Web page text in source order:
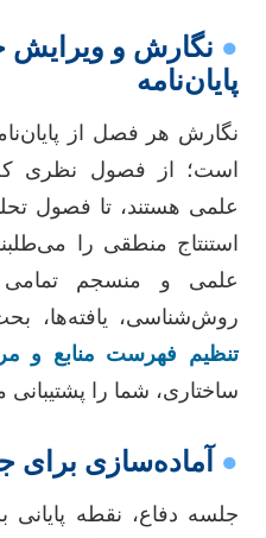
● نگارش و
پایان‌نامه
نگارش هر فصل از
است؛ از فصول نظری که
علمی هستند، تا فصول
استنتاج منطقی را
علمی و منسجم تمامی
روش‌شناسی، یافته‌ها،
تنظیم فهرست منابع و
ساختاری، شما را پشتیبانی
● آماده‌سازی برای
جلسه دفاع، نقطه